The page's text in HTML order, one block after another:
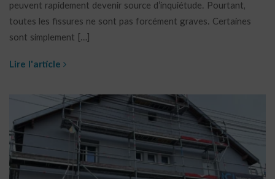
peuvent rapidement devenir source d’inquiétude. Pourtant,
toutes les fissures ne sont pas forcément graves. Certaines
sont simplement […]
Lire l'article